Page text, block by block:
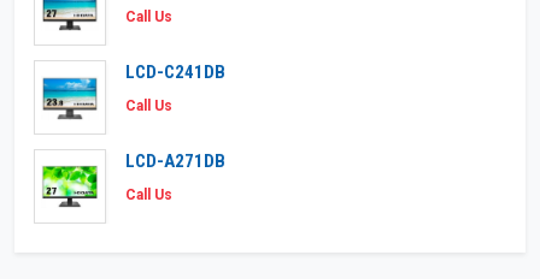
Call Us
LCD-C241DB
Call Us
LCD-A271DB
Call Us